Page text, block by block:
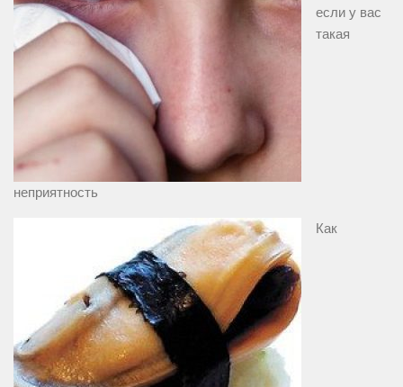
если у вас
такая
неприятность
Как